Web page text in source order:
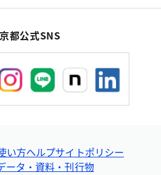
都公式SNS
い方ヘルプサイトポリシー
ータ・資料・刊行物